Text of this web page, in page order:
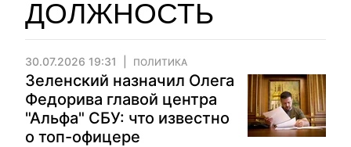
ДОЛЖНОСТЬ
30.07.2026 19:31 ПОЛИТИКА
Зеленский назначил Олега
Федорива главой центра
"Альфа" СБУ: что известно
о топ-офицере